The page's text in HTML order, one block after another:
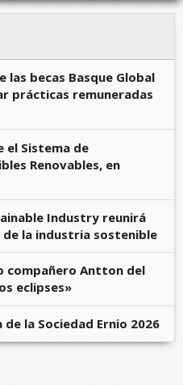
becas Basque Global
prácticas remuneradas
el Sistema de
Renovables, en
Industry reunirá
la industria sostenible
compañero Antton del
eclipses»
la Sociedad Ernio 2026